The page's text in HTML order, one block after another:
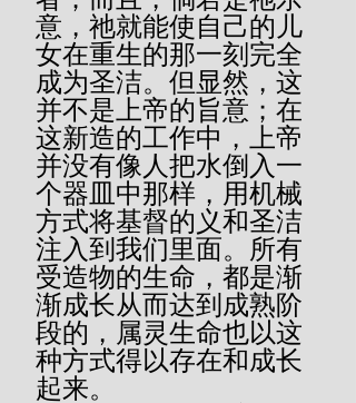
意，祂就能使自己的儿
女在重生的那一刻完全
成为圣洁。但显然，这
并不是上帝的旨意；在
这新造的工作中，上帝
并没有像人把水倒入一
个器皿中那样，用机械
方式将基督的义和圣洁
注入到我们里面。所有
受造物的生命，都是渐
渐成长从而达到成熟阶
段的，属灵生命也以这
种方式得以存在和成长
起来。